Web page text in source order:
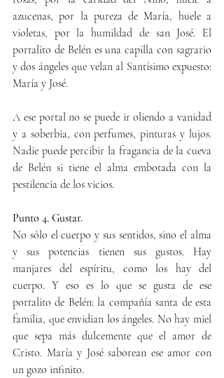
azucenas, por la pureza de María, huele a
violetas, por la humildad de san José. El
portalito de Belén es una capilla con sagrario
y dos ángeles que velan al Santísimo expuesto:
María y José.
A ese portal no se puede ir oliendo a vanidad
y a soberbia, con perfumes, pinturas y lujos.
Nadie puede percibir la fragancia de la cueva
de Belén si tiene el alma embotada con la
pestilencia de los vicios.
Punto 4. Gustar.
No sólo el cuerpo y sus sentidos, sino el alma
y sus potencias tienen sus gustos. Hay
manjares del espíritu, como los hay del
cuerpo. Y eso es lo que se gusta de ese
portalito de Belén: la compañía santa de esta
familia, que envidian los ángeles. No hay miel
que sepa más dulcemente que el amor de
Cristo. María y José saborean ese amor con
un gozo infinito.